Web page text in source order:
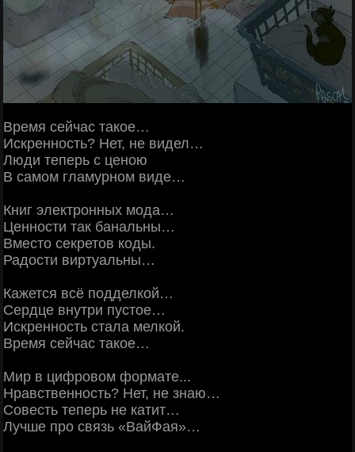
Время сейчас такое…
Искренность? Нет, не видел…
Люди теперь с ценою
В самом гламурном виде…
Книг электронных мода…
Ценности так банальны…
Вместо секретов коды.
Радости виртуальны…
Кажется всё подделкой…
Сердце внутри пустое…
Искренность стала мелкой.
Время сейчас такое…
Мир в цифровом формате...
Нравственность? Нет, не знаю…
Совесть теперь не катит…
Лучше про связь «ВайФая»…